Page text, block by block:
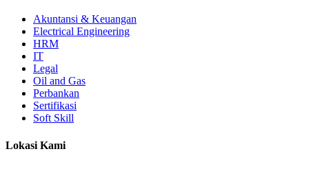
Akuntansi & Keuangan
Electrical Engineering
HRM
IT
Legal
Oil and Gas
Perbankan
Sertifikasi
Soft Skill
Lokasi Kami